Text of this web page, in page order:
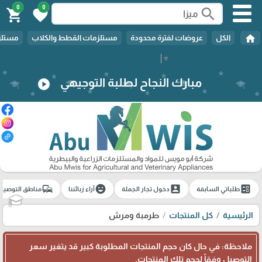
▼
search
0
favorite
0
shopping_cart
home الكل عروضات لفترة محدودة مستلزمات القطط والكلاب
مبارك النجاح لطلبة التوجيهي play_circle
🎓
ballotطلباتي السابقة account_boxدخول تجار الجملة emoji_emotionsآراء زبائننا commuteمناطق
الرئيسية كل المنتجات طرمبة ومرش
ملاحظة: في حال كان حجم المنتجات المطلوبة كبير قد يتغير سعر
التوصيل وفقاً لحجم تلك المنتجات.